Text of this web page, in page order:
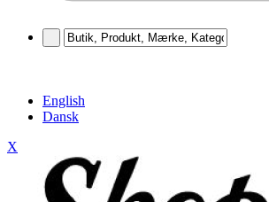
English
Dansk
X